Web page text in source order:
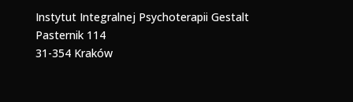
Instytut Integralnej Psychoterapii Gestalt
Pasternik 114
31-354 Kraków